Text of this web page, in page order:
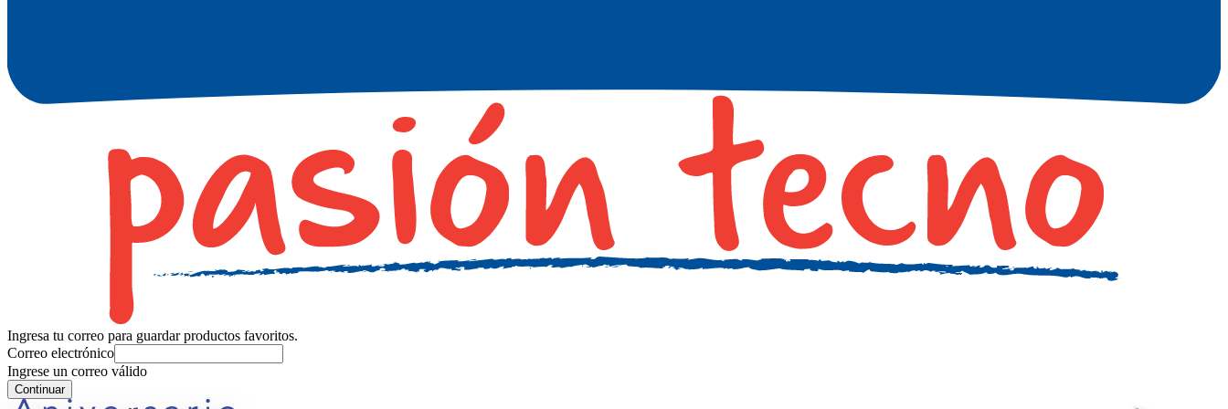
Ingresa tu correo para guardar productos favoritos.
Correo electrónico
Ingrese un correo válido
Continuar